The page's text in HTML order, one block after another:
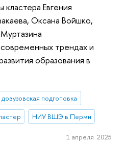
Евгения
Оксана Войшко,
трендах и
образования в
довузовская подготовка
НИУ ВШЭ в Перми
1 апреля 2025